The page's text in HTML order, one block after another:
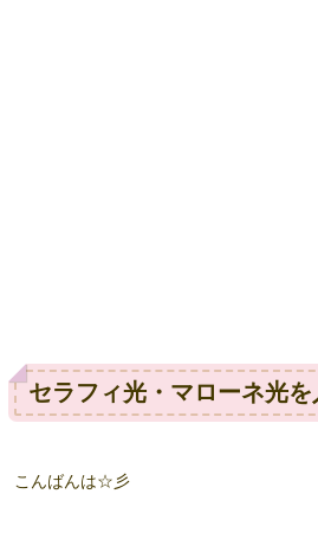
セラフィ光・マローネ光
こんばんは☆彡